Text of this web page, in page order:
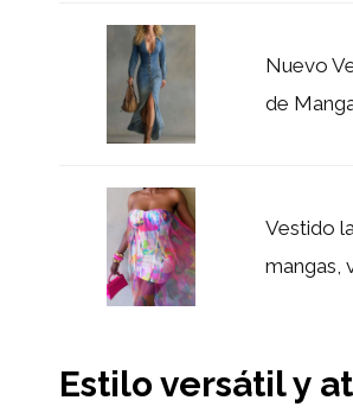
Nuevo
de
Vestido
mangas,
Estilo versátil y